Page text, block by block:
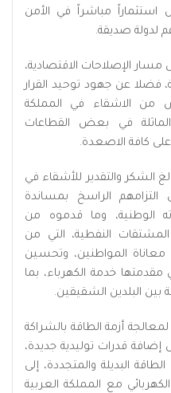
استثماراً مباشراً في الأمن
لدولة صديقة.
الإصلاحات الاقتصادية،
فضلا عن جهود توحيد القرار
من الاشقاء في المملكة
الماثلة في بعض القطاعات
على كافة الاصعدة.
الشكر والتقدير للأشقاء في
التزامهم الراسخ بمساندة
الوطنية، وما قدموه من
النفطية، التي من
المواطنين، وتحسين
خدمة الكهرباء، بما
البلدين الشقيقين.
أزمة الطاقة بالشراكة
قدرات توليدية جديدة،
البديلة والمتجددة، إلى
مع المملكة العربية